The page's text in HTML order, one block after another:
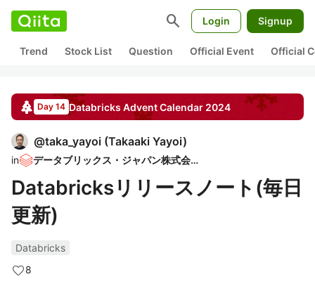
search Login Signup
Trend Stock List Question Official Event Official
Day 14 Databricks Advent Calendar 2024
@taka_yayoi (Takaaki Yayoi)
in データブリックス・ジャパン株式会社
Databricksリリースノート(毎日
更新)
Databricks
8